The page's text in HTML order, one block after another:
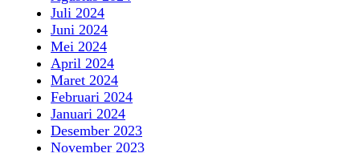
Juli 2024
Juni 2024
Mei 2024
April 2024
Maret 2024
Februari 2024
Januari 2024
Desember 2023
November 2023